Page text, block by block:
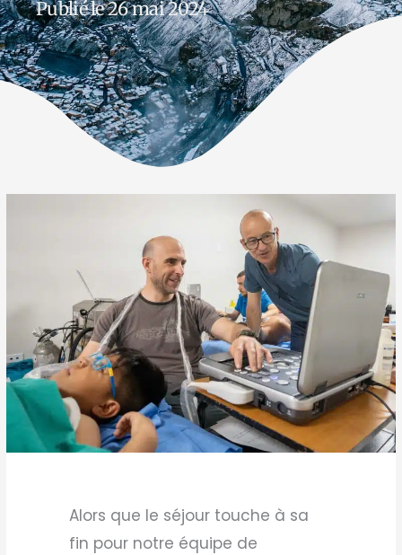
Publié le 26 mai 2024
Alors que le séjour touche à sa
fin pour notre équipe de